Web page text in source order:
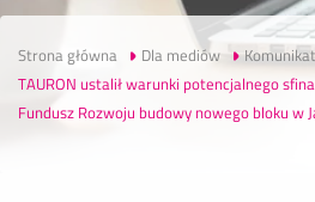
Strona główna Dla mediów
TAURON ustalił warunki potencjalnego
Fundusz Rozwoju budowy nowego bloku w